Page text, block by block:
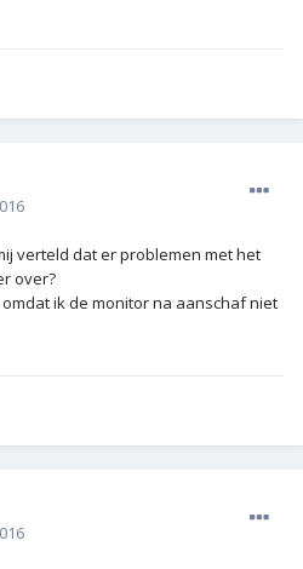
verteld dat er problemen met het
over?
ik de monitor na aanschaf niet